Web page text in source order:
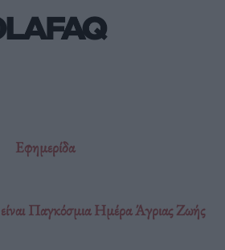
Εφημερίδα
Παγκόσμια Ημέρα Άγριας Ζωής